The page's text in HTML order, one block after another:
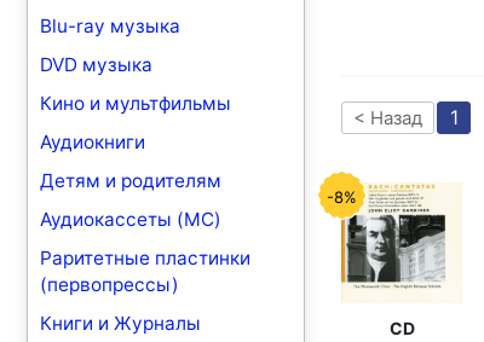
Blu-ray музыка
DVD музыка
Кино и мультфильмы
Аудиокниги
Детям и родителям
Аудиокассеты (MC)
Раритетные пластинки
(первопрессы)
Книги и Журналы
< Назад 1
-8%
CD